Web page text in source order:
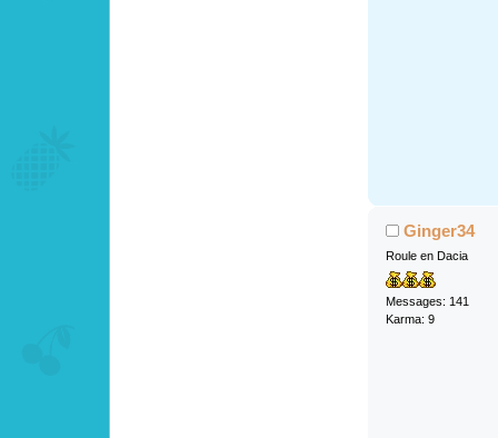
Ginger34
Roule en Dacia
Messages: 141
Karma: 9